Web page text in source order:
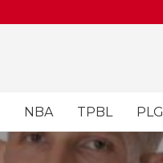
NBA TPBL PLG